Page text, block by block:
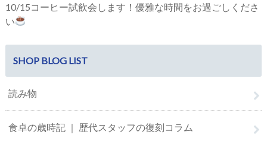
10/15コーヒー試飲会します！優雅な時間をお過ごしくださ
い
SHOP BLOG LIST
読み物
食卓の歳時記 ｜ 歴代スタッフの復刻コラム